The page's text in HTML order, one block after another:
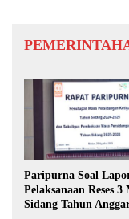
Paripurna Soal
Pelaksanaan Reses 3
Sidang Tahun